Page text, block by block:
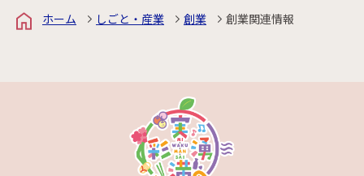
ホーム しごと・産業 創業 創業関連情報